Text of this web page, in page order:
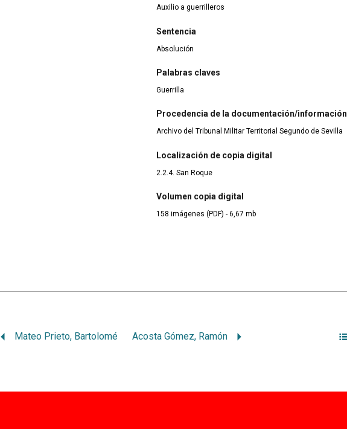
Auxilio a guerrilleros
Sentencia
Absolución
Palabras claves
Guerrilla
Procedencia de la documentación/información
Archivo del Tribunal Militar Territorial Segundo de Sevilla
Localización de copia digital
2.2.4. San Roque
Volumen copia digital
158 imágenes (PDF) - 6,67 mb
Mateo Prieto, Bartolomé Acosta Gómez, Ramón